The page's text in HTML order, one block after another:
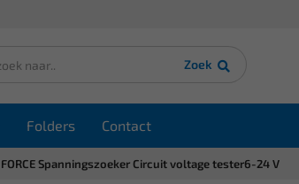
Zoek
Folders Contact
FORCE Spanningszoeker Circuit voltage tester6-24 V